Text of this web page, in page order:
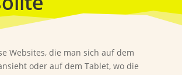
Websites, die man sich auf dem
oder auf dem Tablet, wo die